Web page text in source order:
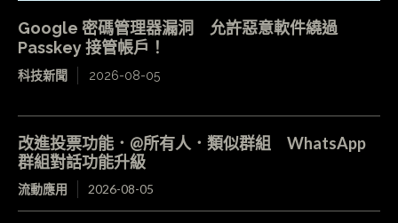
Google 密碼管理器漏洞 允許惡意軟件繞過
Passkey 接管帳戶！
科技新聞 2026-08-05
改進投票功能．@所有人．類似群組 WhatsApp
群組對話功能升級
流動應用 2026-08-05